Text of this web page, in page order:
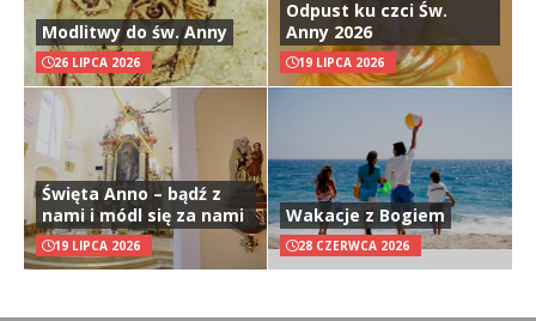
Modlitwy do św. Anny
26 LIPCA 2026
Odpust ku czci Św.
Anny 2026
19 LIPCA 2026
Święta Anno – bądź z
nami i módl się za nami
19 LIPCA 2026
Wakacje z Bogiem
28 CZERWCA 2026